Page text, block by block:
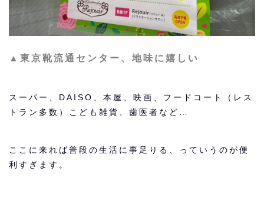
▲東京靴流通センター、地味に嬉しい
スーパー、DAISO、本屋、映画、フードコート（レス
トラン多数）こども雑貨、歯医者など…
ここに来れば普段の生活に事足りる、っていうのが便
利すぎます。